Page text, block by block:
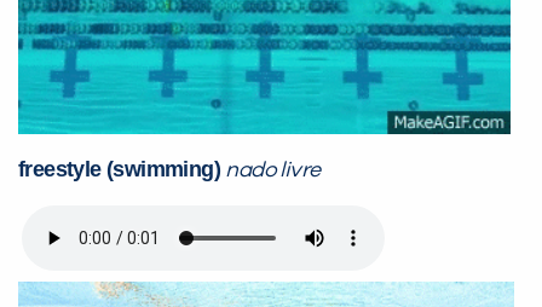
freestyle (swimming) nado livre